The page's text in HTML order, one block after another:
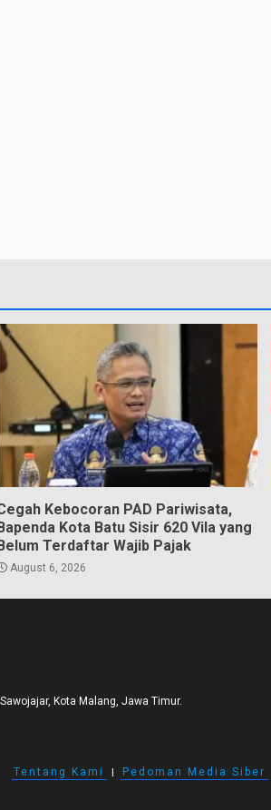
Kebocoran PAD Pariwisata,
Kota Batu Sisir 620 Vila yang
Terdaftar Wajib Pajak
August 6, 2026
Kota Malang, Jawa Timur.
Tentang Kami I Pedoman Media Siber